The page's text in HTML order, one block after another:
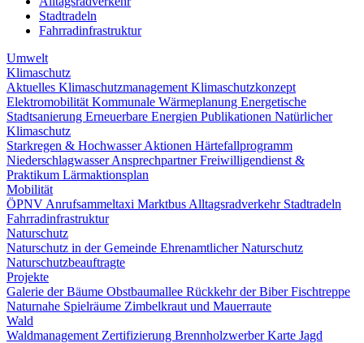
Stadtradeln
Fahrradinfrastruktur
Umwelt
Klimaschutz
Aktuelles Klimaschutzmanagement Klimaschutzkonzept
Elektromobilität Kommunale Wärmeplanung Energetische
Stadtsanierung Erneuerbare Energien Publikationen Natürlicher
Klimaschutz
Starkregen & HochwasserAktionen Härtefallprogramm
NiederschlagwasserAnsprechpartnerFreiwilligendienst &
Praktikum Lärmaktionsplan
Mobilität
ÖPNV Anrufsammeltaxi Marktbus Alltagsradverkehr Stadtradeln
Fahrradinfrastruktur
Naturschutz
Naturschutz in der Gemeinde Ehrenamtlicher Naturschutz
Naturschutzbeauftragte
Projekte
Galerie der Bäume Obstbaumallee Rückkehr der BiberFischtreppe
Naturnahe Spielräume Zimbelkraut und Mauerraute
Wald
Waldmanagement Zertifizierung BrennholzwerberKarte Jagd